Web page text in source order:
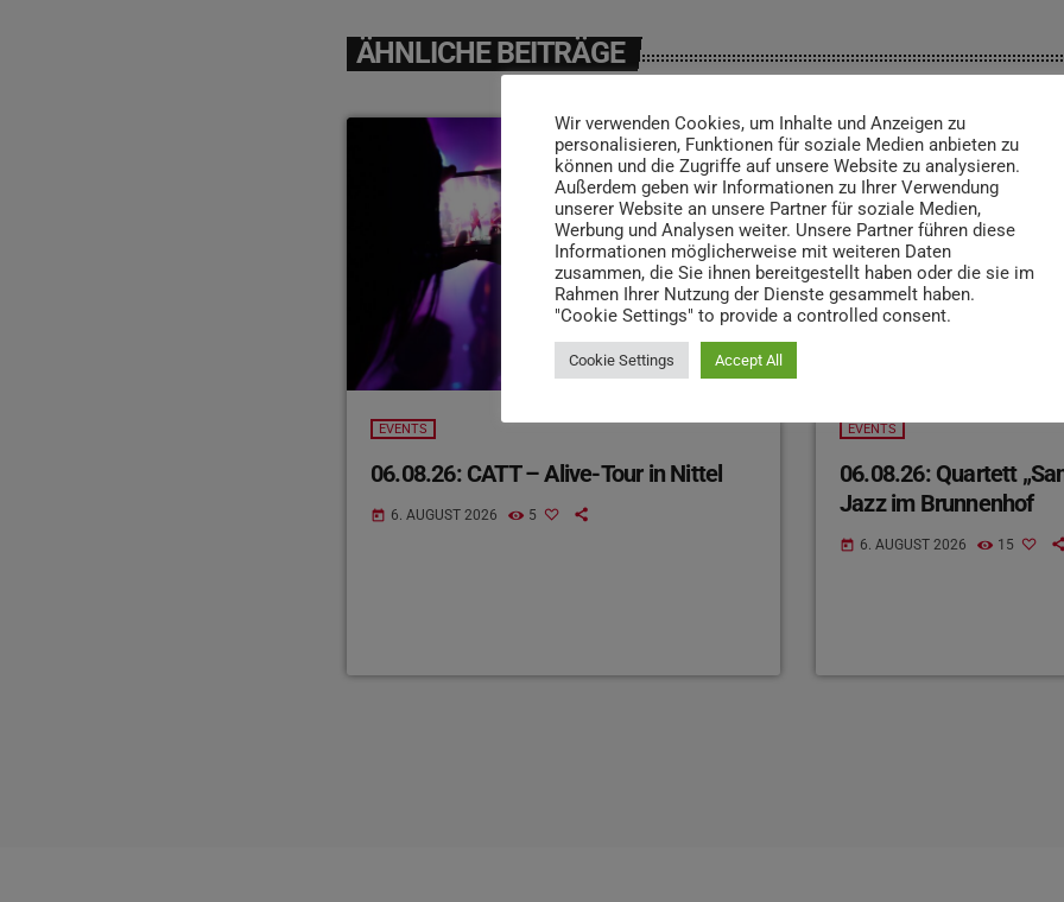
ÄHNLICHE BEITRÄGE
insert_link
EVENTS
06.08.26: CATT – Alive-Tour in Nittel
today 6. AUGUST 2026 5
EVENTS
06.08.26: Quartett
Jazz im Brunnenhof
today 6. AUGUST 2026 15
Wir verwenden Cookies, um Inhalte und Anzeigen zu
personalisieren, Funktionen für soziale Medien anbieten zu
können und die Zugriffe auf unsere Website zu analysieren.
Außerdem geben wir Informationen zu Ihrer Verwendung
unserer Website an unsere Partner für soziale Medien,
Werbung und Analysen weiter. Unsere Partner führen diese
Informationen möglicherweise mit weiteren Daten
zusammen, die Sie ihnen bereitgestellt haben oder die sie im
Rahmen Ihrer Nutzung der Dienste gesammelt haben.
"Cookie Settings" to provide a controlled consent.
Cookie Settings Accept All